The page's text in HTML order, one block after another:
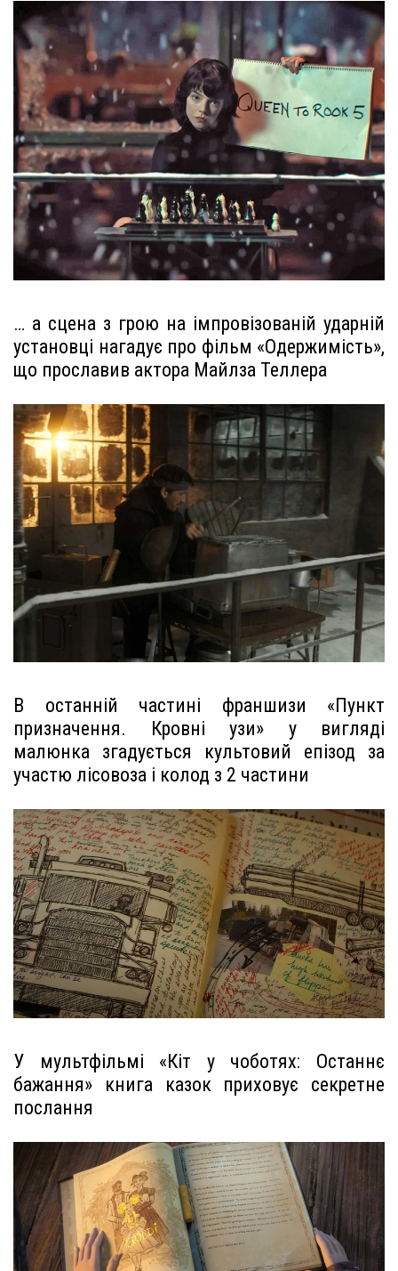
… а сцена з грою на імпровізованій ударній
установці нагадує про фільм «Одержимість»,
що прославив актора Майлза Теллера
В останній частині франшизи «Пункт
призначення. Кровні узи» у вигляді
малюнка згадується культовий епізод за
участю лісовоза і колод з 2 частини
У мультфільмі «Кіт у чоботях: Останнє
бажання» книга казок приховує секретне
послання